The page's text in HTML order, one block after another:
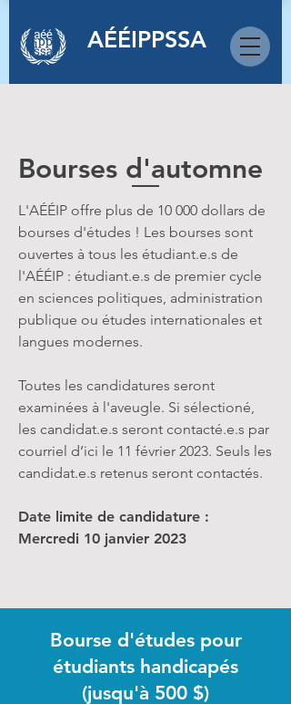
AÉÉIPPSSA
Bourses d'automne
L'AÉÉIP offre plus de 10 000 dollars de
bourses d'études ! Les bourses sont
ouvertes à tous les étudiant.e.s de
l'AÉÉIP : étudiant.e.s de premier cycle
en sciences politiques, administration
publique ou études internationales et
langues modernes.
Toutes les candidatures seront
examinées à l'aveugle. Si sélectioné,
les candidat.e.s seront contacté.e.s par
courriel d’ici le 11 février 2023. Seuls les
candidat.e.s retenus seront contactés.
Date limite de candidature :
Mercredi 10 janvier 2023
Bourse d'études pour
étudiants handicapés
(jusqu'à 500 $)